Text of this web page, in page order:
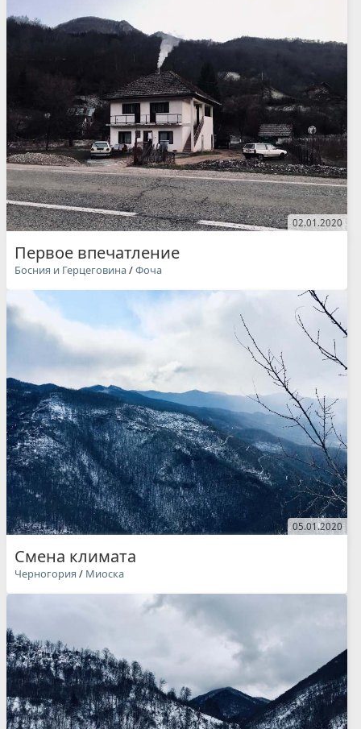
02.01.2020
Первое впечатление
Босния и Герцеговина/Фоча
05.01.2020
Смена климата
Черногория / Миоска